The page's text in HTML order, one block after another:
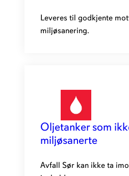
Leveres til godkjente
miljøsanering.
Oljetanker som
miljøsanerte
Avfall Sør kan ikke ta